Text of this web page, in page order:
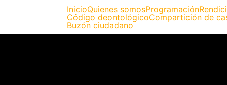
InicioQuienes somosProgramación
Código deontológicoCompartición de
Buzón ciudadano